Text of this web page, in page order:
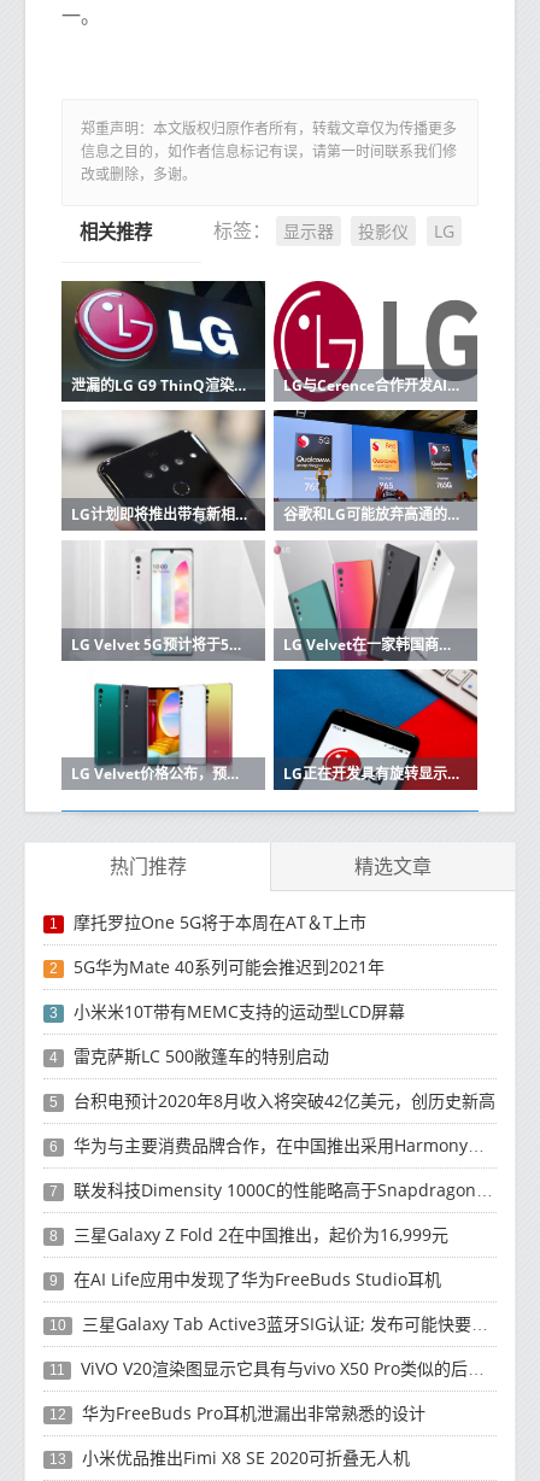
一。
郑重声明：本文版权归原作者所有，转载文章仅为传播更多
信息之目的，如作者信息标记有误，请第一时间联系我们修
改或删除，多谢。
标签： 显示器 投影仪 LG
相关推荐
泄漏的LG G9 ThinQ渲染图显示四镜头设置与缺口显示屏 LG与Cerence合作开发AI互联汽车平台
LG计划即将推出带有新相机的V60 ThinQ 谷歌和LG可能放弃高通的旗舰产品Snapdragon 865
LG Velvet 5G预计将于5月在韩国推出 LG Velvet在一家韩国商店被抓
LG Velvet价格公布，预购从5月8日开始，促销于5月15日开始 LG正在开发具有旋转显示屏的双屏智能手机：报告
热门推荐 精选文章
1 摩托罗拉One 5G将于本周在AT＆T上市
2 5G华为Mate 40系列可能会推迟到2021年
3 小米米10T带有MEMC支持的运动型LCD屏幕
4 雷克萨斯LC 500敞篷车的特别启动
5 台积电预计2020年8月收入将突破42亿美元，创历史新高
6 华为与主要消费品牌合作，在中国推出采用HarmonyOS 2.0的智能家居产品
7 联发科技Dimensity 1000C的性能略高于Snapdragon 765G
8 三星Galaxy Z Fold 2在中国推出，起价为16,999元
9 在AI Life应用中发现了华为FreeBuds Studio耳机
10 三星Galaxy Tab Active3蓝牙SIG认证; 发布可能快要结束了
11 ViVO V20渲染图显示它具有与vivo X50 Pro类似的后部设计
12 华为FreeBuds Pro耳机泄漏出非常熟悉的设计
13 小米优品推出Fimi X8 SE 2020可折叠无人机